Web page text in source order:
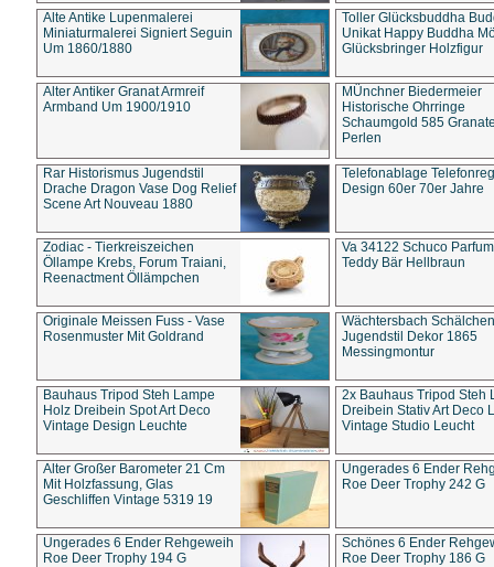
Alte Antike Lupenmalerei
Miniaturmalerei Signiert Seguin
Um 1860/1880
Toller Glücksbuddha
Unikat Happy Buddha
Glücksbringer Holzfigur
Alter Antiker Granat Armreif
Armband Um 1900/1910
MÜnchner Biedermeier
Historische Ohrringe
Schaumgold 585
Perlen
Rar Historismus Jugendstil
Drache Dragon Vase Dog Relief
Scene Art Nouveau 1880
Telefonablage
Design 60er 70er Jahre
Zodiac - Tierkreiszeichen
Öllampe Krebs, Forum Traiani,
Reenactment Öllämpchen
Va 34122 Schuco
Teddy Bär Hellbraun
Originale Meissen Fuss - Vase
Rosenmuster Mit Goldrand
Wächtersbach Schälchen
Jugendstil Dekor 1865
Messingmontur
Bauhaus Tripod Steh Lampe
Holz Dreibein Spot Art Deco
Vintage Design Leuchte
2x Bauhaus Tripod Steh
Dreibein Stativ Art Deco
Vintage Studio Leucht
Alter Großer Barometer 21 Cm
Mit Holzfassung, Glas
Geschliffen Vintage 5319 19
Ungerades 6 Ender
Roe Deer Trophy 242 G
Ungerades 6 Ender Rehgeweih
Roe Deer Trophy 194 G
Schönes 6 Ender
Roe Deer Trophy 186 G